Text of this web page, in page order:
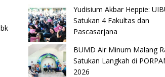
Yudisium Akbar Heppie:
Satukan 4 Fakultas dan
Pascasarjana
BUMD Air Minum Malang
Satukan Langkah di
2026